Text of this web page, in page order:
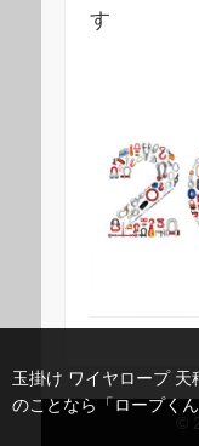
す
©
玉掛け ワイヤロープ 天
のことなら「ロープく